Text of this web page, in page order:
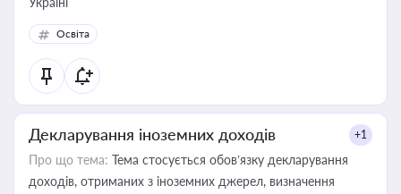
Освіта
Декларування іноземних доходів +1
Про що тема: Тема стосується обов’язку декларування
доходів, отриманих з іноземних джерел, визначення